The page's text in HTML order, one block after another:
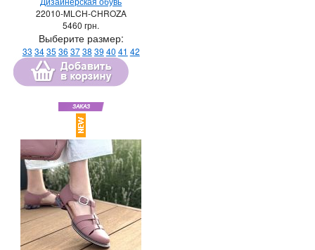
22010-MLCH-CHROZA
5460 грн.
Выберите размер:
33 3435 36 3738 39 40 41 42